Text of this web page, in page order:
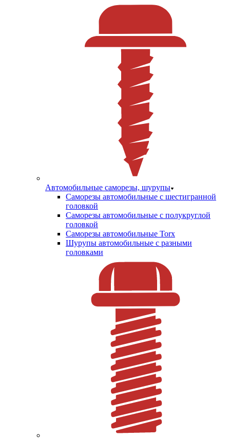
Автомобильные саморезы, шурупы
Саморезы автомобильные с шестигранной
головкой
Саморезы автомобильные с полукруглой
головкой
Саморезы автомобильные Torx
Шурупы автомобильные с разными
головками